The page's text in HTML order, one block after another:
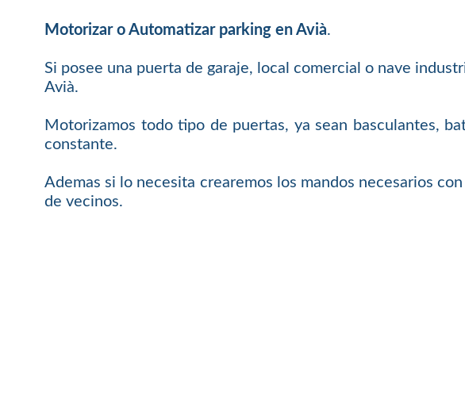
Motorizar o Automatizar parking en Avià.
Si posee una puerta de garaje, local comercial o nave
Avià.
Motorizamos todo tipo de puertas, ya sean basculantes,
constante.
Ademas si lo necesita crearemos los mandos necesarios
de vecinos.